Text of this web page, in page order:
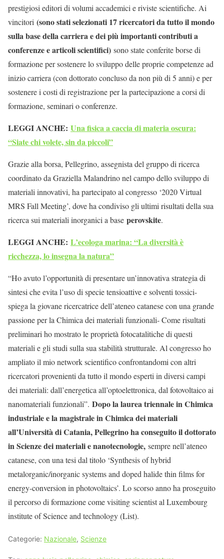
prestigiosi editori di volumi accademici e riviste scientifiche. Ai
vincitori (sono stati selezionati 17 ricercatori da tutto il mondo
sulla base della carriera e dei più importanti contributi a
conferenze e articoli scientifici) sono state conferite borse di
formazione per sostenere lo sviluppo delle proprie competenze ad
inizio carriera (con dottorato concluso da non più di 5 anni) e per
sostenere i costi di registrazione per la partecipazione a corsi di
formazione, seminari o conferenze.
LEGGI ANCHE: Una fisica a caccia di materia oscura:
“Siate chi volete, sin da piccoli”
Grazie alla borsa, Pellegrino, assegnista del gruppo di ricerca
coordinato da Graziella Malandrino nel campo dello sviluppo di
materiali innovativi, ha partecipato al congresso ‘2020 Virtual
MRS Fall Meeting’, dove ha condiviso gli ultimi risultati della sua
ricerca sui materiali inorganici a base perovskite.
LEGGI ANCHE: L’ecologa marina: “La diversità è
ricchezza, lo insegna la natura”
“Ho avuto l’opportunità di presentare un’innovativa strategia di
sintesi che evita l’uso di specie tensioattive e solventi tossici-
spiega la giovane ricercatrice dell’ateneo catanese con una grande
passione per la Chimica dei materiali funzionali- Come risultati
preliminari ho mostrato le proprietà fotocatalitiche di questi
materiali e gli studi sulla sua stabilità strutturale. Al congresso ho
ampliato il mio network scientifico confrontandomi con altri
ricercatori provenienti da tutto il mondo esperti in diversi campi
dei materiali: dall’energetica all’optoelettronica, dal fotovoltaico ai
nanomateriali funzionali”. Dopo la laurea triennale in Chimica
industriale e la magistrale in Chimica dei materiali
all’Università di Catania, Pellegrino ha conseguito il dottorato
in Scienze dei materiali e nanotecnologie, sempre nell’ateneo
catanese, con una tesi dal titolo ‘Synthesis of hybrid
metalorganic/inorganic systems and doped halide thin films for
energy-conversion in photovoltaics’. Lo scorso anno ha proseguito
il percorso di formazione come visiting scientist al Luxembourg
institute of Science and technology (List).
Categorie: Nazionale, Scienze